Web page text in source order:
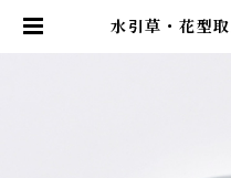
水引草・花型